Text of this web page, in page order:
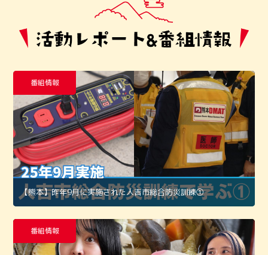
番組情報
【熊本】昨年9月に実施された人吉市総合防災訓練①
番組情報